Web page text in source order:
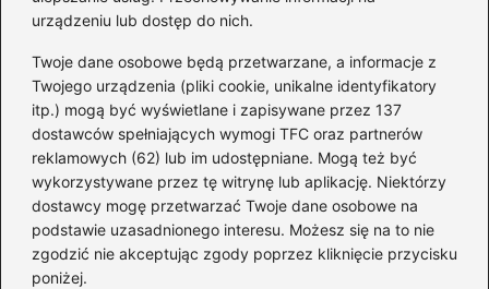
urządzeniu lub dostęp do nich.
Twoje dane osobowe będą przetwarzane, a informacje z
Twojego urządzenia (pliki cookie, unikalne identyfikatory
itp.) mogą być wyświetlane i zapisywane przez 137
dostawców spełniających wymogi TFC oraz partnerów
reklamowych (62) lub im udostępniane. Mogą też być
wykorzystywane przez tę witrynę lub aplikację. Niektórzy
dostawcy mogę przetwarzać Twoje dane osobowe na
podstawie uzasadnionego interesu. Możesz się na to nie
zgodzić nie akceptując zgody poprzez kliknięcie przycisku
poniżej.
Bankowość (182)
Fundusze
(36)
Giełda(28)
Inwestycje(49)
Rentowność(32)
Rozliczenia(196)
Świadczenia socjalne(59)
Waluty(21)
Windykacja(49)